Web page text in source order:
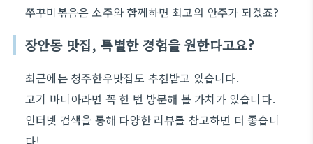
쭈꾸미볶음은 소주와 함께하면 최고의 안주가 되겠죠?
장안동 맛집, 특별한 경험을 원한다고요?
최근에는 청주한우맛집도 추천받고 있습니다.
고기 마니아라면 꼭 한 번 방문해 볼 가치가 있습니다.
인터넷 검색을 통해 다양한 리뷰를 참고하면 더 좋습니
다!